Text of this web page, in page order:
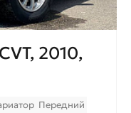
2010,
Передний